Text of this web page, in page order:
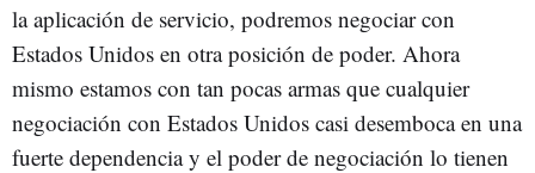
la aplicación de servicio, podremos negociar con
Estados Unidos en otra posición de poder. Ahora
mismo estamos con tan pocas armas que cualquier
negociación con Estados Unidos casi desemboca en una
fuerte dependencia y el poder de negociación lo tienen